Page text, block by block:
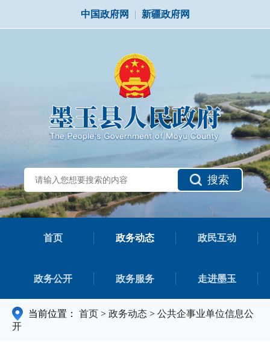
中国政府网 | 新疆政府网
搜索
首页 政务动态 政民互动
政务公开 政务服务 走进墨玉
当前位置： 首页 > 政务动态 > 公共企事业单位信息公
开